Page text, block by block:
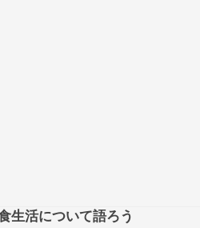
生活について語ろう